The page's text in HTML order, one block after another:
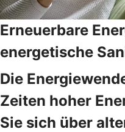
Erneuerbare
energetische
Die
Zeiten hoher
Sie sich über